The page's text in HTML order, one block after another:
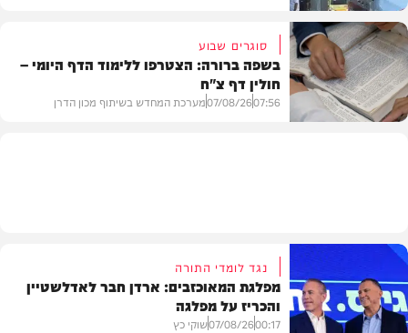
בארץ
סוגרים שבוע
בשפה ברורה: הצטרפו ללימוד הדף היומי –
חולין דף צ"ח
07:56
07/08/26מערכת המחדש בשיתוף מכון הדרן
נגד לומדי התורה
מפלגת המאוכזבים: ארדן חבר לאדלשטיין
והכריז על מפלגה
00:17
07/08/26שוקי כץ